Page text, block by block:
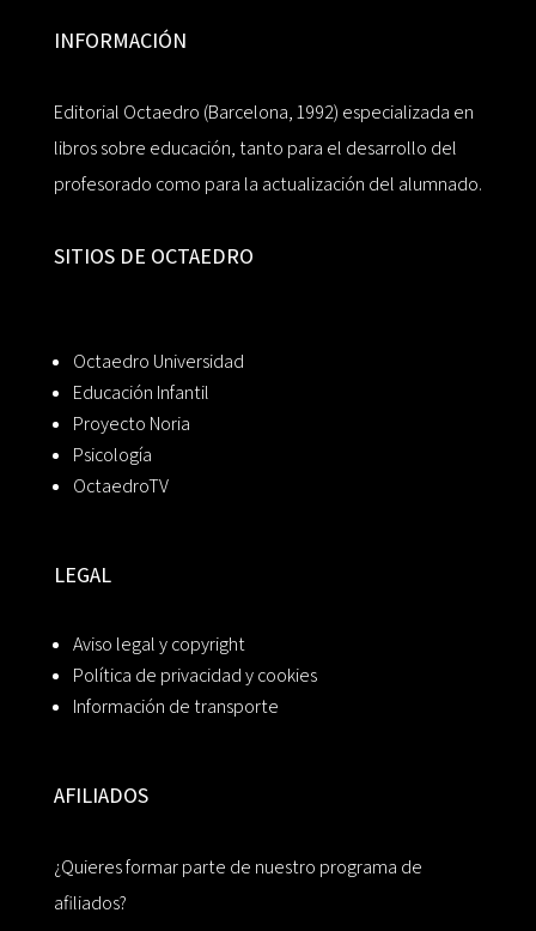
INFORMACIÓN
Editorial Octaedro (Barcelona, 1992) especializada en
libros sobre educación, tanto para el desarrollo del
profesorado como para la actualización del alumnado.
SITIOS DE OCTAEDRO
Octaedro Universidad
Educación Infantil
Proyecto Noria
Psicología
OctaedroTV
LEGAL
Aviso legal y copyright
Política de privacidad y cookies
Información de transporte
AFILIADOS
¿Quieres formar parte de nuestro programa de
afiliados?